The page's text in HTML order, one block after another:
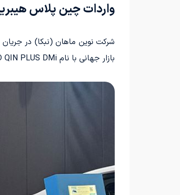
واردات چین پلاس
شرکت نوین ماهان (نبکا) در
بازار جهانی با نام BYD QIN PLUS DMi شناخته می‌شود.